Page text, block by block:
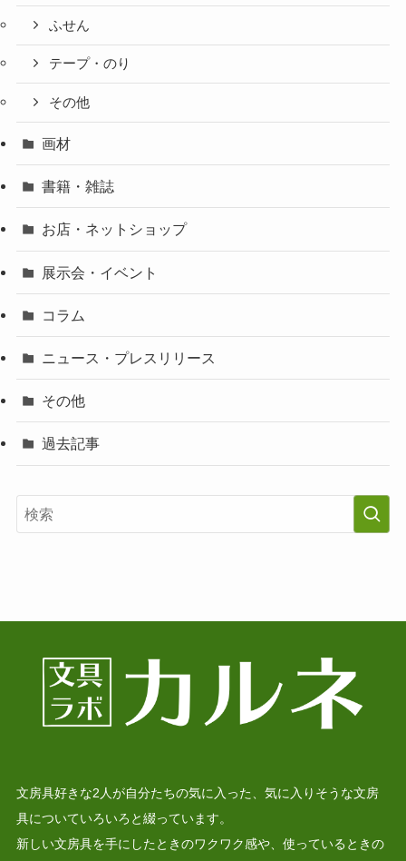
ふせん
テープ・のり
その他
画材
書籍・雑誌
お店・ネットショップ
展示会・イベント
コラム
ニュース・プレスリリース
その他
過去記事
文房具好きな2人が自分たちの気に入った、気に入りそうな文房
具についていろいろと綴っています。
新しい文房具を手にしたときのワクワク感や、使っているときの